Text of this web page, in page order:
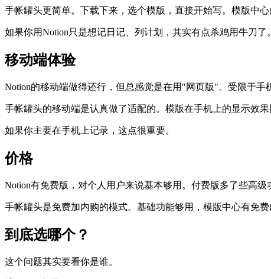
手帐罐头更简单。下载下来，选个模版，直接开始写。模版中
如果你用Notion只是想记日记、列计划，其实有点杀鸡用牛刀了
移动端体验
Notion的移动端做得还行，但总感觉是在用"网页版"。受限于手
手帐罐头的移动端是认真做了适配的。模版在手机上的显示效
如果你主要在手机上记录，这点很重要。
价格
Notion有免费版，对个人用户来说基本够用。付费版多了些高级
手帐罐头是免费加内购的模式。基础功能够用，模版中心有免
到底选哪个？
这个问题其实要看你是谁。